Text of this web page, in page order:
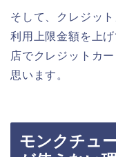
そして、クレジッ
利用上限金額を上
店でクレジットカ
思います。
モンクチュ